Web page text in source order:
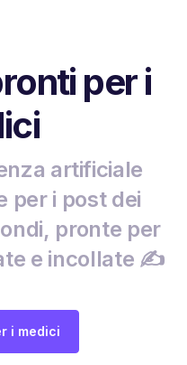
per i
artificiale
per i post dei
pronte per
e incollate ✍️
i medici